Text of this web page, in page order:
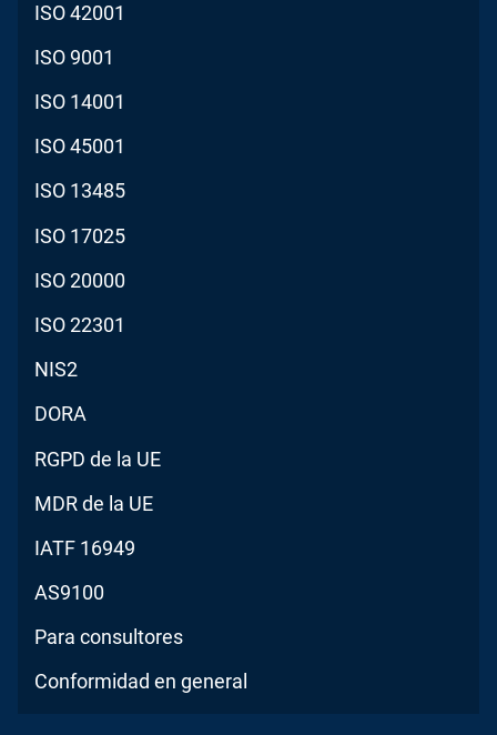
ISO 42001
ISO 9001
ISO 14001
ISO 45001
ISO 13485
ISO 17025
ISO 20000
ISO 22301
NIS2
DORA
RGPD de la UE
MDR de la UE
IATF 16949
AS9100
Para consultores
Conformidad en general